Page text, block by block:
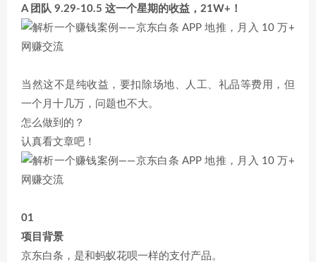
A 团队 9.29-10.5 这一个星期的收益，21W+！
当然这不是纯收益，要扣除场地、人工、礼品等费用，但
一个月十几万，问题也不大。
怎么做到的？
认真看文章吧！
01
项目背景
京东白条，是和蚂蚁花呗一样的支付产品。